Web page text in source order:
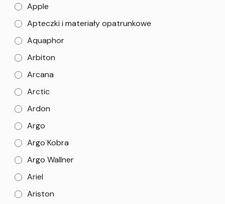
Apple
Apteczki i materiały opatrunkowe
Aquaphor
Arbiton
Arcana
Arctic
Ardon
Argo
Argo Kobra
Argo Wallner
Ariel
Ariston